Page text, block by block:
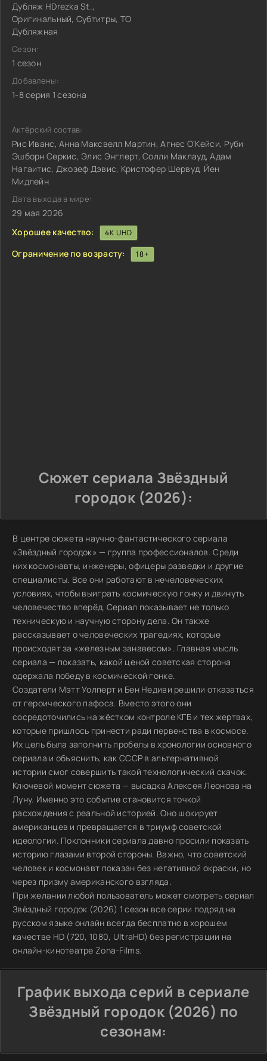
Дубляж HDrezka St.,
Оригинальный, Субтитры, ТО
Дубляжная
Сезон:
1 сезон
Добавлены:
1-8 серия 1 сезона
Актёрский состав:
Рис Иванс, Анна Максвелл Мартин, Агнес О'Кейси, Руби
Эшборн Серкис, Элис Энглерт, Солли Маклауд, Адам
Нагаитис, Джозеф Дэвис, Кристофер Шервуд, Йен
Мидлейн
Дата выхода в мире:
29 мая 2026
Хорошее качество:
4K UHD
Ограничение по возрасту: 18+
Сюжет сериала Звёздный
городок (2026):
В центре сюжета научно-фантастического сериала
«Звёздный городок» — группа профессионалов. Среди
них космонавты, инженеры, офицеры разведки и другие
специалисты. Все они работают в нечеловеческих
условиях, чтобы выиграть космическую гонку и двинуть
человечество вперёд. Сериал показывает не только
техническую и научную сторону дела. Он также
рассказывает о человеческих трагедиях, которые
происходят за «железным занавесом». Главная мысль
сериала — показать, какой ценой советская сторона
одержала победу в космической гонке.
Создатели Мэтт Уолперт и Бен Недиви решили отказаться
от героического пафоса. Вместо этого они
сосредоточились на жёстком контроле КГБ и тех жертвах,
которые пришлось принести ради первенства в космосе.
Их цель была заполнить пробелы в хронологии основного
сериала и объяснить, как СССР в альтернативной
истории смог совершить такой технологический скачок.
Ключевой момент сюжета — высадка Алексея Леонова на
Луну. Именно это событие становится точкой
расхождения с реальной историей. Оно шокирует
американцев и превращается в триумф советской
идеологии. Поклонники сериала давно просили показать
историю глазами второй стороны. Важно, что советский
человек и космонавт показан без негативной окраски, но
через призму американского взгляда.
При желании любой пользователь может смотреть сериал
Звёздный городок (2026) 1 сезон все серии подряд на
русском языке онлайн всегда бесплатно в хорошем
качестве HD (720, 1080, UltraHD) без регистрации на
онлайн-кинотеатре Zona-Films.
График выхода серий в сериале
Звёздный городок (2026) по
сезонам: